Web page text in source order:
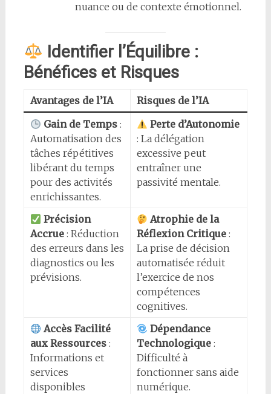
nuance ou de contexte émotionnel.
Identifier l’Équilibre :
Bénéfices et Risques
Avantages de l’IA
Risques de l’IA
Gain de Temps :
Automatisation des
tâches répétitives
libérant du temps
pour des activités
enrichissantes.
Perte d’Autonomie
: La délégation
excessive peut
entraîner une
passivité mentale.
Précision
Accrue: Réduction
des erreurs dans les
diagnostics ou les
prévisions.
Atrophie de la
Réflexion Critique:
La prise de décision
automatisée réduit
l’exercice de nos
compétences
cognitives.
Accès Facilité
aux Ressources:
Informations et
services
disponibles
Dépendance
Technologique:
Difficulté à
fonctionner sans aide
numérique.